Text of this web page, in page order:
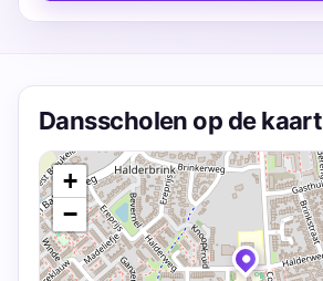
Dansscholen op de kaart
+
−